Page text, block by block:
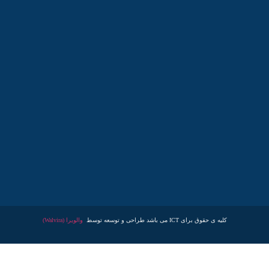
کلیه ی حقوق برای ICT می باشد طراحی و توسعه توسط والویرا (Walvira)